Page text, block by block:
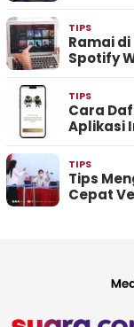
TIPS
Ramai
Spotify
TIPS
Cara
Aplikasi
TIPS
Tips
Cepat